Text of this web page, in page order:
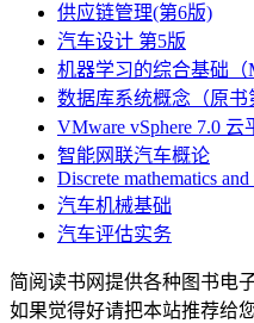
供应链管理(第6版)
汽车设计 第5版
机器学习的综合基础
数据库系统概念（原书
VMware vSphere 7.0
智能网联汽车概论
Discrete mathematics
汽车机械基础
汽车评估实务
简阅读书网提供各种图书电
如果觉得好请把本站推荐给